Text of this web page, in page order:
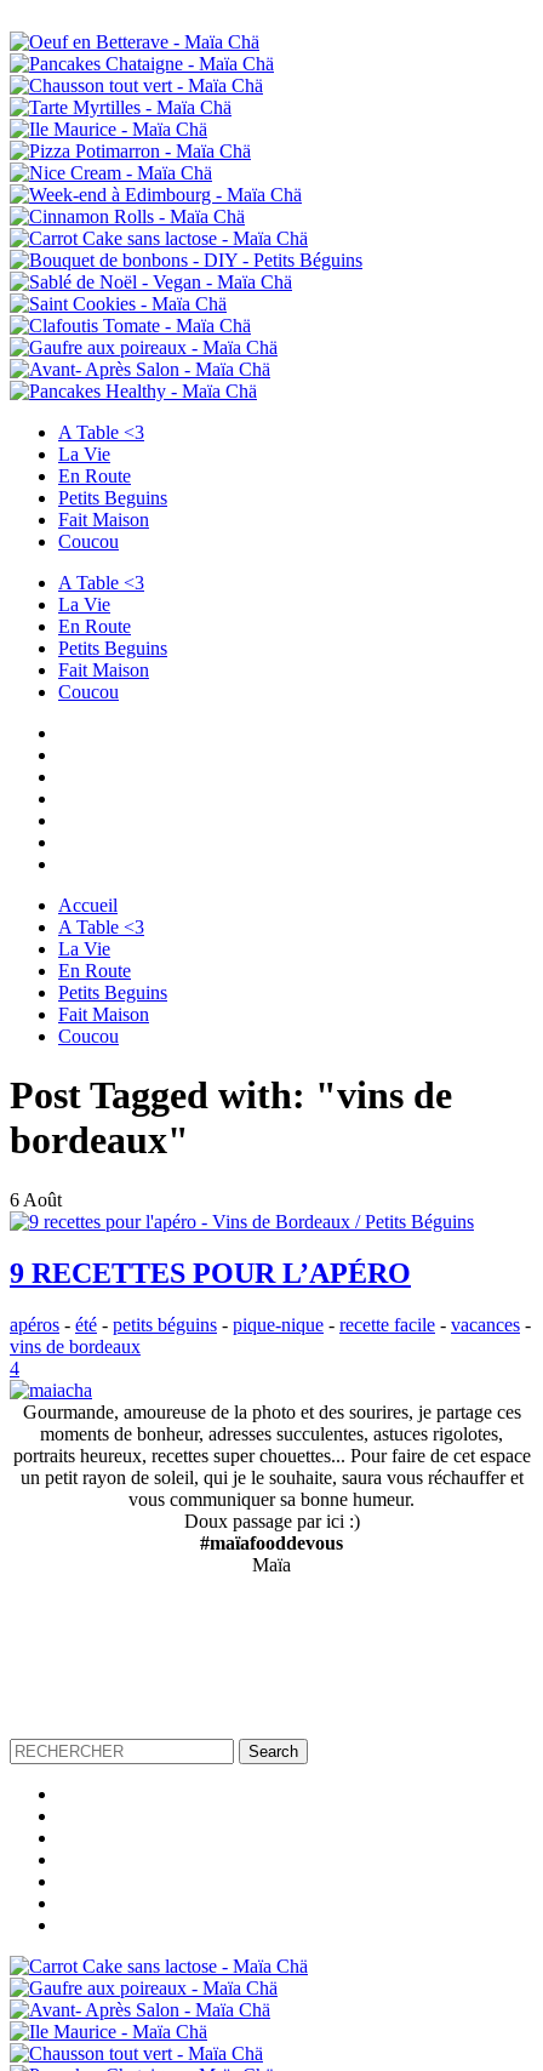
A Table <3
La Vie
En Route
Petits Beguins
Fait Maison
Coucou
A Table <3
La Vie
En Route
Petits Beguins
Fait Maison
Coucou
Accueil
A Table <3
La Vie
En Route
Petits Beguins
Fait Maison
Coucou
Post Tagged with: "vins de
bordeaux"
6 Août
9 RECETTES POUR L’APÉRO
apéros - été - petits béguins - pique-nique - recette facile - vacances -
vins de bordeaux
4
Gourmande, amoureuse de la photo et des sourires, je partage ces
moments de bonheur, adresses succulentes, astuces rigolotes,
portraits heureux, recettes super chouettes... Pour faire de cet espace
un petit rayon de soleil, qui je le souhaite, saura vous réchauffer et
vous communiquer sa bonne humeur.
Doux passage par ici :)
#maïafooddevous
Maïa